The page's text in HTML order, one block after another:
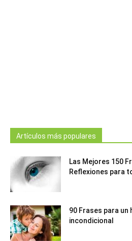
Artículos más populares
Las Mejores 150
Reflexiones para
90 Frases para un
incondicional